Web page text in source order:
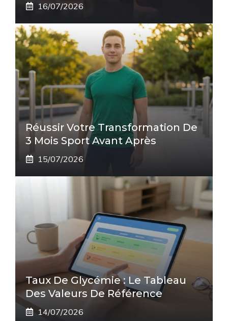
16/07/2026
Réussir Votre Transformation De
3 Mois Sport Avant Après
15/07/2026
Taux De Glycémie : Le Tableau
Des Valeurs De Référence
14/07/2026